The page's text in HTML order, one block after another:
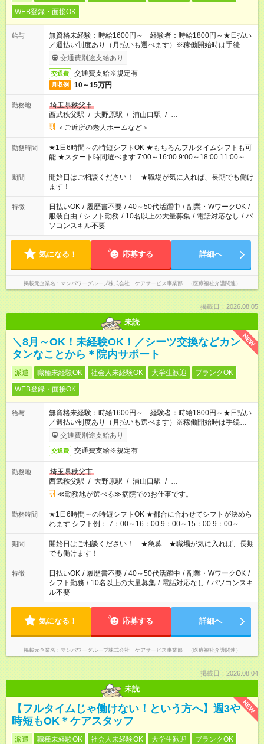
WEB登録・面接OK
給与
無資格未経験：時給1600円～ 経験者：時給1800円～★日払い
／週払い制度あり（月払いも選べます）※稼働開始時は手続き完
了次第のお支払いとなります。
交通費別途支給あり
交通費 交通費支給※規定有
月収例 10～15万円
勤務地
埼玉県秩父市
西武秩父駅 / 大野原駅 / 浦山口駅 / …
＜ご近所の老人ホームなど＞
勤務時間
★1日6時間～の時短シフトOK ★もちろんフルタイムシフトも可
能 ★スタート時間選べます 7:00～16:00 9:00～18:00 11:00～
20:00 など残業なし！ ※Wワークの場合、他のお仕事と合わせ
週40時間超の就業はご案内できません ※法令に基づき、週20時
間以上勤務は社会保険への加入対象となります ※労働者派遣法
（日雇い派遣の原則禁止）により、短時間・短期間の就業はご
案内が難しい場合があります
期間
開始日はご相談ください！ ★職場が気に入れば、長期でも働け
ます！
特徴 日払いOK / 履歴書不要 / 40～50代活躍中 / 副業・WワークOK /
服装自由 / シフト勤務 / 10名以上の大量募集 / 電話対応なし / パ
ソコンスキル不要
気になる！ 応募する 詳細へ
掲載元企業名 マンパワーグループ株式会社 ケアサービス事業部 （医療福祉介護関連）
掲載日：2026.08.05
未読
NEW
＼8月～OK！未経験OK！／シーツ交換などカン
タンなことから＊院内サポート
派遣 職種未経験OK 社会人未経験OK 大学生歓迎
ブランクOK
WEB登録・面接OK
給与
無資格未経験：時給1600円～ 経験者：時給1800円～★日払い
／週払い制度あり（月払いも選べます）※稼働開始時は手続き完
了次第のお支払いとなります。
交通費別途支給あり
交通費 交通費支給※規定有
勤務地
埼玉県秩父市
西武秩父駅 / 大野原駅 / 浦山口駅 / …
≪勤務地が選べる≫病院でのお仕事です。
勤務時間
★1日6時間～の時短シフトOK ★都合に合わせてシフトが決めら
れます シフト例： 7：00～16：00 9：00～15：00 9：00～
18：00 11：00～20：00 など ※Wワークの場合、他のお仕事と
合わせ週40時間超の就業はご案内できません ※法令に基づき、
週20時間以上勤務は社会保険への加入対象となります ※労働者
派遣法（日雇い派遣の原則禁止）により、短時間・短期間の就
業はご案内が難しい場合があります
期間
開始日はご相談ください！ ★急募 ★職場が気に入れば、長期
でも働けます！
特徴 日払いOK / 履歴書不要 / 40～50代活躍中 / 副業・WワークOK /
シフト勤務 / 10名以上の大量募集 / 電話対応なし / パソコンスキ
ル不要
気になる！ 応募する 詳細へ
掲載元企業名 マンパワーグループ株式会社 ケアサービス事業部 （医療福祉介護関連）
掲載日：2026.08.04
未読
NEW
【フルタイムじゃ働けない！という方へ】週3や
時短もOK＊ケアスタッフ
派遣 職種未経験OK 社会人未経験OK 大学生歓迎
ブランクOK